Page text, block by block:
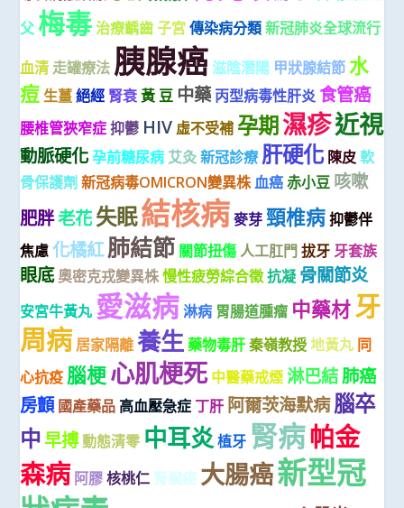
父 梅毒 治療齲齒 子宮 傳染病分類 新冠肺炎全球流行
血清 走罐療法 胰腺癌 滋陰潛陽 甲狀腺結節 水
痘 生薑 絕經 腎衰 黃 豆 中藥 丙型病毒性肝炎 食管癌
腰椎管狹窄症 抑鬱 HIV 虛不受補 孕期濕疹近視
動脈硬化 孕前糖尿病 艾灸 新冠診療 肝硬化 陳皮 軟
骨保護劑 新冠病毒OMICRON變異株血癌 赤小豆 咳嗽
肥胖老花失眠結核病 麥芽 頸椎病 抑鬱伴
焦慮 化橘紅肺結節 關節扭傷人工肛門 拔牙 牙套族
眼底 奧密克戎變異株慢性疲勞綜合徵抗凝 骨關節炎
安宮牛黃丸 愛滋病 淋病 胃腸道腫瘤 中藥材牙
周病 居家隔離 養生 藥物毒肝 秦嶺教授 地黃丸 同
心抗疫 腦梗心肌梗死 中醫藥戒煙 淋巴結肺癌
房顫 國產藥品 高血壓急症 丁肝 阿爾茨海默病腦卒
中 早搏動態清零 中耳炎植牙 腎病帕金
森病 阿膠 核桃仁 腎臟癌 大腸癌新型冠